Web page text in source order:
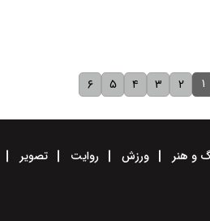
۱ ۲ ۳ ۴ ۵ ۶
و هنر ورزش روایت تصویر